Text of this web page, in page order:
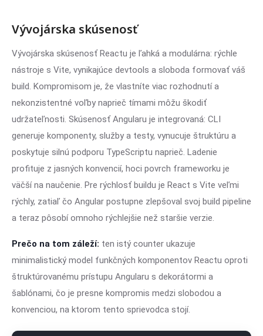
Vývojárska skúsenosť
Vývojárska skúsenosť Reactu je ľahká a modulárna: rýchle
nástroje s Vite, vynikajúce devtools a sloboda formovať váš
build. Kompromisom je, že vlastníte viac rozhodnutí a
nekonzistentné voľby naprieč tímami môžu škodiť
udržateľnosti. Skúsenosť Angularu je integrovaná: CLI
generuje komponenty, služby a testy, vynucuje štruktúru a
poskytuje silnú podporu TypeScriptu naprieč. Ladenie
profituje z jasných konvencií, hoci povrch frameworku je
väčší na naučenie. Pre rýchlosť buildu je React s Vite veľmi
rýchly, zatiaľ čo Angular postupne zlepšoval svoj build pipeline
a teraz pôsobí omnoho rýchlejšie než staršie verzie.
Prečo na tom záleží: ten istý counter ukazuje
minimalistický model funkčných komponentov Reactu oproti
štruktúrovanému prístupu Angularu s dekorátormi a
šablónami, čo je presne kompromis medzi slobodou a
konvenciou, na ktorom tento sprievodca stojí.